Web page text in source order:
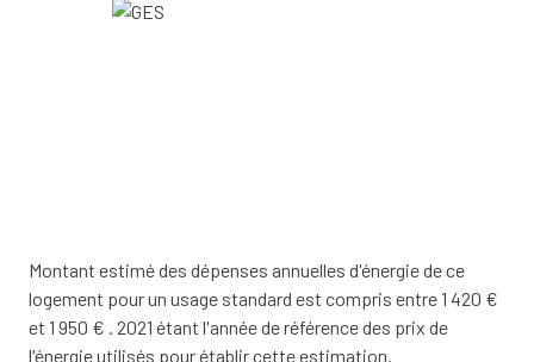
Montant estimé des dépenses annuelles d'énergie de ce
logement pour un usage standard est compris entre 1 420 €
et 1 950 € . 2021 étant l'année de référence des prix de
l'énergie utilisés pour établir cette estimation.